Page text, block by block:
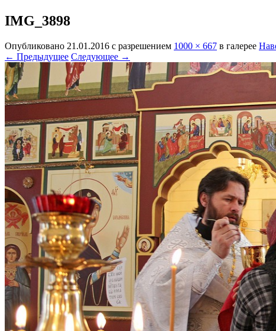
IMG_3898
Опубликовано 21.01.2016 с разрешением 1000 × 667 в галерее
← Предыдущее Следующее →